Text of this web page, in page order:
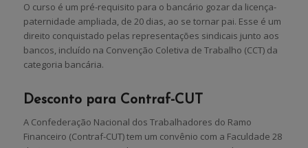
O curso é um pré-requisito para o bancário gozar da licença-
paternidade ampliada, de 20 dias, ao se tornar pai. Esse é um
direito conquistado pelas representações sindicais junto aos
bancos, incluído na Convenção Coletiva de Trabalho (CCT) da
categoria bancária.
Desconto para Contraf-CUT
A Confederação Nacional dos Trabalhadores do Ramo
Financeiro (Contraf-CUT) tem um convênio com a Faculdade 28